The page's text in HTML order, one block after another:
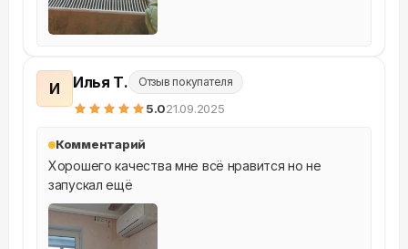
И Илья Т. Отзыв покупателя
5.021.09.2025
Комментарий
Хорошего качества мне всё нравится но не
запускал ещё